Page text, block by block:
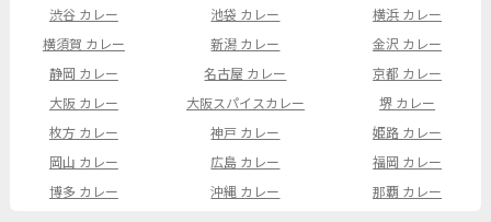
渋谷 カレー
池袋 カレー
横浜 カレー
横須賀 カレー
新潟 カレー
金沢 カレー
静岡 カレー
名古屋 カレー
京都 カレー
大阪 カレー
大阪スパイスカレー
堺 カレー
枚方 カレー
神戸 カレー
姫路 カレー
岡山 カレー
広島 カレー
福岡 カレー
博多 カレー
沖縄 カレー 那覇 カレー